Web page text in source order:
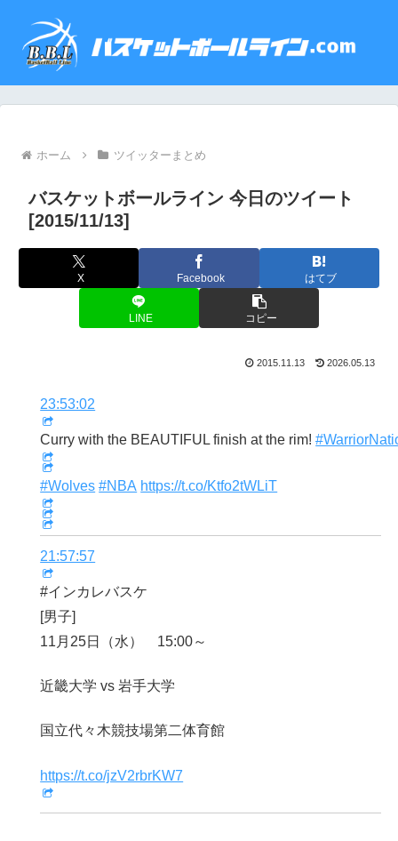
ホーム ツイッターまとめ
バスケットボールライン 今日のツイート
[2015/11/13]
X Facebook はてブ
LINE コピー
2015.11.13 2026.05.13
23:53:02
Curry with the BEAUTIFUL finish at the rim!
#Wolves #NBA https://t.co/Ktfo2tWLiT
21:57:57
#インカレバスケ
[男子]
11月25日（水） 15:00～
近畿大学 vs 岩手大学
国立代々木競技場第二体育館
https://t.co/jzV2rbrKW7